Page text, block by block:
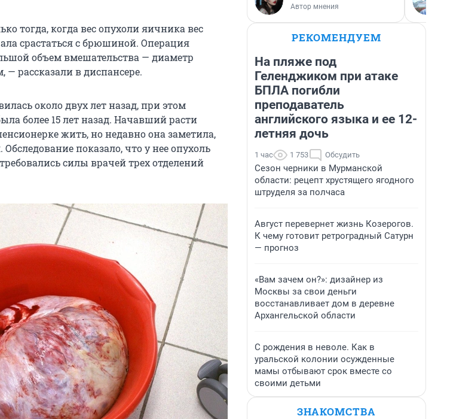
тогда, когда вес опухоли яичника вес
срастаться с брюшиной. Операция
объем вмешательства — диаметр
рассказали в диспансере.
около двух лет назад, при этом
более 15 лет назад. Начавший расти
жить, но недавно она заметила,
показало, что у нее опухоль
силы врачей трех отделений
Автор мнения
РЕКОМЕНДУЕМ
На пляже под
Геленджиком при атаке
БПЛА погибли
преподаватель
английского языка и ее 12-
летняя дочь
1 час 1 753 Обсудить
Сезон черники в Мурманской
области: рецепт хрустящего ягодного
штруделя за полчаса
Август перевернет жизнь Козерогов.
К чему готовит ретроградный Сатурн
— прогноз
«Вам зачем он?»: дизайнер из
Москвы за свои деньги
восстанавливает дом в деревне
Архангельской области
С рождения в неволе. Как в
уральской колонии осужденные
мамы отбывают срок вместе со
своими детьми
ЗНАКОМСТВА